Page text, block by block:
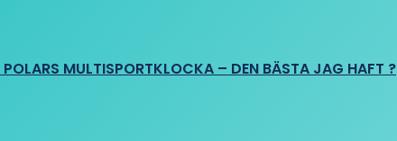
MULTISPORTKLOCKA – DEN BÄSTA JAG HAFT ?